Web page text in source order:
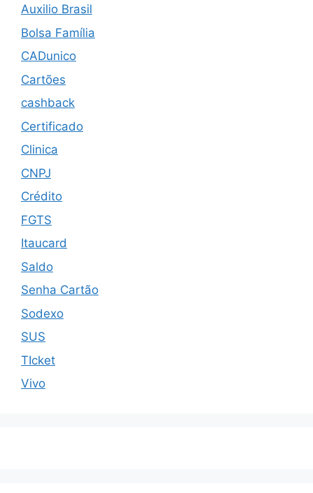
Auxilio Brasil
Bolsa Família
CADunico
Cartões
cashback
Certificado
Clinica
CNPJ
Crédito
FGTS
Itaucard
Saldo
Senha Cartão
Sodexo
SUS
TIcket
Vivo